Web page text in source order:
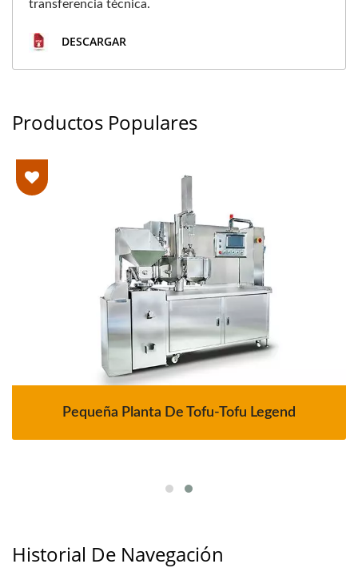
transferencia técnica.
DESCARGAR
Productos Populares
Pequeña Planta De Tofu-Tofu Legend
Historial De Navegación